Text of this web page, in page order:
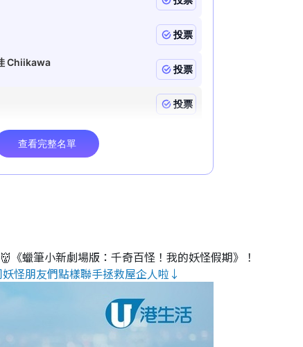
《蠟筆小新劇場版：千奇百怪！我的妖怪假期》！
怪朋友們點樣聯手拯救屋企人啦↓